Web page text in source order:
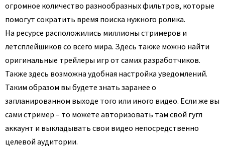
огромное количество разнообразных фильтров, которые
помогут сократить время поиска нужного ролика.
На ресурсе расположились миллионы стримеров и
летсплейшиков со всего мира. Здесь также можно найти
оригинальные трейлеры игр от самих разработчиков.
Также здесь возможна удобная настройка уведомлений.
Таким образом вы будете знать заранее о
запланированном выходе того или иного видео. Если же вы
сами стример – то можете авторизовать там свой гугл
аккаунт и выкладывать свои видео непосредственно
целевой аудитории.